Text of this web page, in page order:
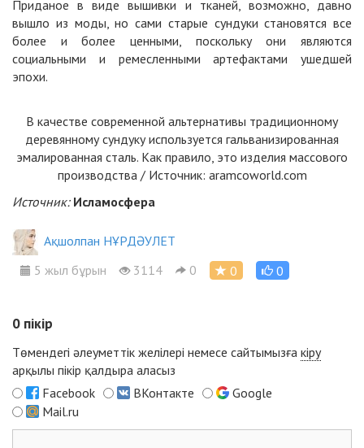
Приданое в виде вышивки и тканей, возможно, давно
вышло из моды, но сами старые сундуки становятся все
более и более ценными, поскольку они являются
социальными и ремесленными артефактами ушедшей
эпохи.
В качестве современной альтернативы традиционному
деревянному сундуку используется гальванизированная
эмалированная сталь. Как правило, это изделия массового
производства / Источник: aramcoworld.com
Источник: Исламосфера
Ақшолпан НҰРДӘУЛЕТ
5 жыл бұрын
3114 0 0 0
0 пікір
Төмендегі әлеуметтік желілері немесе сайтымызға кіру
арқылы пікір қалдыра аласыз
Facebook
ВКонтакте
Google
Mail.ru